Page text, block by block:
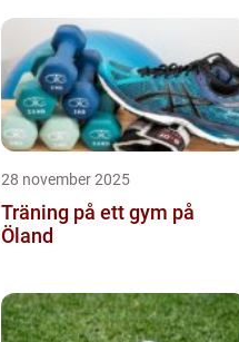
28 november 2025
Träning på ett gym på
Öland